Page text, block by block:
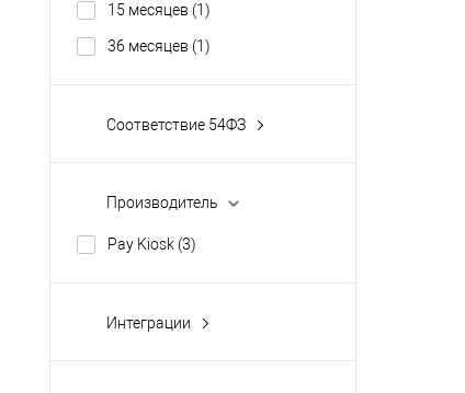
15 месяцев (1)
36 месяцев (1)
Соответствие 54ФЗ
Производитель
Pay Kiosk (3)
Интеграции